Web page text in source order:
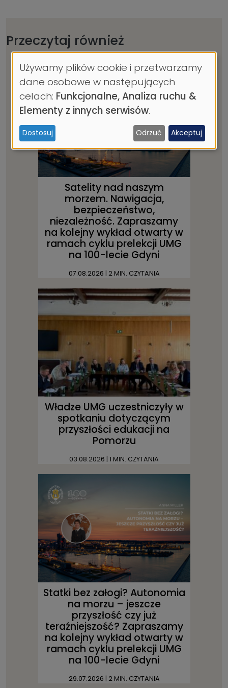
Przeczytaj również
Satelity nad naszym
morzem. Nawigacja,
bezpieczeństwo,
niezależność. Zapraszamy
na kolejny wykład otwarty w
ramach cyklu prelekcji UMG
na 100-lecie Gdyni
07.08.2026 | 2 MIN. CZYTANIA
Władze UMG uczestniczyły w
spotkaniu dotyczącym
przyszłości edukacji na
Pomorzu
03.08.2026 | 1 MIN. CZYTANIA
Statki bez załogi? Autonomia
na morzu – jeszcze
przyszłość czy już
teraźniejszość? Zapraszamy
na kolejny wykład otwarty w
ramach cyklu prelekcji UMG
na 100-lecie Gdyni
29.07.2026 | 2 MIN. CZYTANIA
Wykorzystanie
danych
osobowych
i
ciasteczek
Używamy plików cookie i przetwarzamy
dane osobowe w następujących
celach: Funkcjonalne, Analiza ruchu &
Elementy z innych serwisów.
Dostosuj Odrzuć Akceptuj